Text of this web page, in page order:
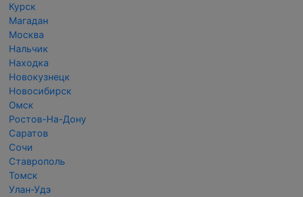
Курск
Магадан
Москва
Нальчик
Находка
Новокузнецк
Новосибирск
Омск
Ростов-На-Дону
Саратов
Сочи
Ставрополь
Томск
Улан-Удэ